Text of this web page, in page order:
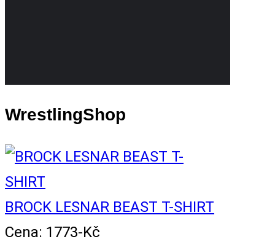
WrestlingShop
BROCK LESNAR BEAST T-SHIRT
Cena: 1773-Kč